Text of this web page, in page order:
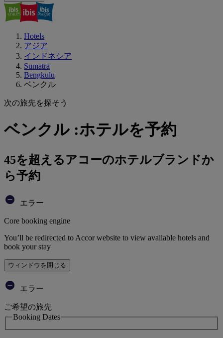
Hotels
アジア
インドネシア
Sumatra
Bengkulu
ベンクル
次の旅先を探そう
ベンクル :ホテルを予約
45を超えるアコーのホテルブランドか
ら予約
エラー
Core booking engine
You’ll be redirected to Accor website to view available hotels and
book your stay
ウィンドウを閉じる
エラー
ご希望の旅先
Booking Dates